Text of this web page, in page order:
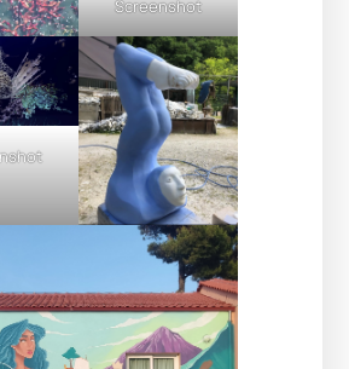
Screenshot